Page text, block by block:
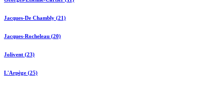
Jacques-De Chambly (21)
Jacques-Rocheleau (20)
Jolivent (23)
L'Arpège (25)